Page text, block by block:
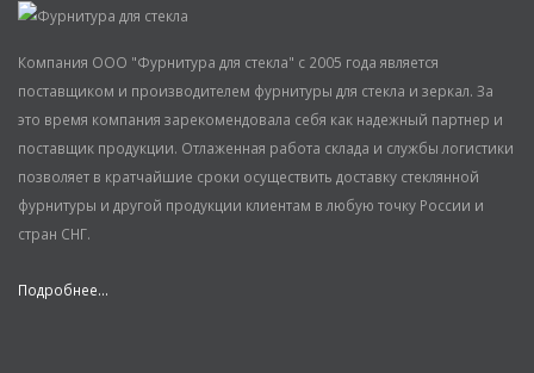
Компания ООО "Фурнитура для стекла" с 2005 года является
поставщиком и производителем фурнитуры для стекла и зеркал. За
это время компания зарекомендовала себя как надежный партнер и
поставщик продукции. Отлаженная работа склада и службы логистики
позволяет в кратчайшие сроки осуществить доставку стеклянной
фурнитуры и другой продукции клиентам в любую точку России и
стран СНГ.
Подробнее...